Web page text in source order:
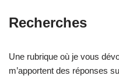
Recherches
Une rubrique où je vous
m’apportent des réponses